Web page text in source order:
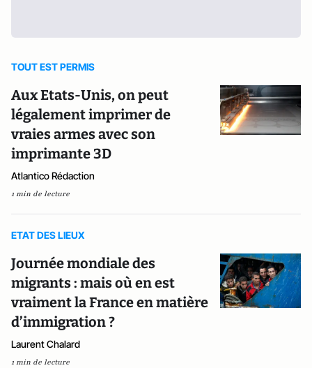
TOUT EST PERMIS
Aux Etats-Unis, on peut
légalement imprimer de
vraies armes avec son
imprimante 3D
Atlantico Rédaction
1 min de lecture
ETAT DES LIEUX
Journée mondiale des
migrants : mais où en est
vraiment la France en matière
d’immigration ?
Laurent Chalard
1 min de lecture